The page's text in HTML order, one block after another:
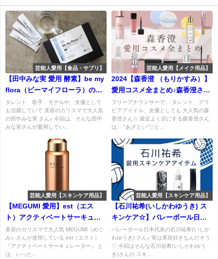
芸能人愛用【食品・サプリ】
【田中みな実 愛用 酵素】be my
flora（ビーマイフローラ）の口
コミ・使用感・購入先まとめ！
タレント、歌手、モデルや、女優として
も活躍していて 美容のカリスマで大人気
の田中みな実 さん♪ 今回は、そんな田中
みな実さんが愛用してい...
芸能人愛用【メイク用品】
2024【森香澄 （もりかすみ）】
愛用コスメ全まとめ♪森香澄さん
の爆モテ愛用コスメはこれ！
（下地・リップ）など
フリーアナウンサーで、 タレント、グラ
ビアアイドル、女優としても 大人気の森
香澄さん☆ 最近よく目にする森香澄さん
は、 ”あざとい”♡と...
芸能人愛用【スキンケア用品】
【MEGUMI 愛用】est（エス
ト）アクティベートサーキュレ
ーター特徴・購入先・口コミな
どまとめ♡
美容のカリスマで大人気 MEGUMI（めぐ
み）さんが使用している est（エスト）
『アクティベートサーキュレーター』 と
は、いった...
芸能人愛用【スキンケア用品】
【石川祐希(いしかわゆうき) ス
キンケア☆】バレーボール日本
代表選手のリアルなスキンケア
アイテムを紹介!
バレーボール日本代表の石川祐希(いしか
わゆうき) さん♪ 実は美容好きなんだそう
♡ 今回はそんな石川祐希(いしかわゆう
き)さんの スキ...